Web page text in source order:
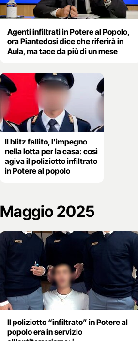
Agenti infiltrati in Potere al Popolo,
ora Piantedosi dice che riferirà in
Aula, ma tace da più di un mese
Il blitz fallito, l’impegno
nella lotta per la casa: così
agiva il poliziotto infiltrato
in Potere al popolo
Maggio 2025
Il poliziotto “infiltrato” in Potere al
popolo era in servizio